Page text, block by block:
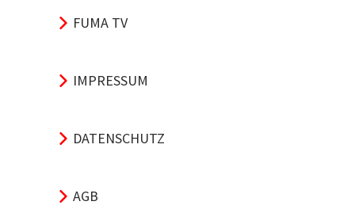
FUMA TV
IMPRESSUM
DATENSCHUTZ
AGB